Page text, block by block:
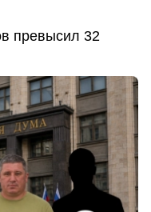
превысил 32